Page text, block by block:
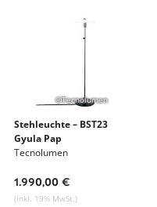
©Tecnolumen
Stehleuchte – BST23
Gyula Pap
Tecnolumen
1.990,00 €
(inkl. 19% MwSt.)